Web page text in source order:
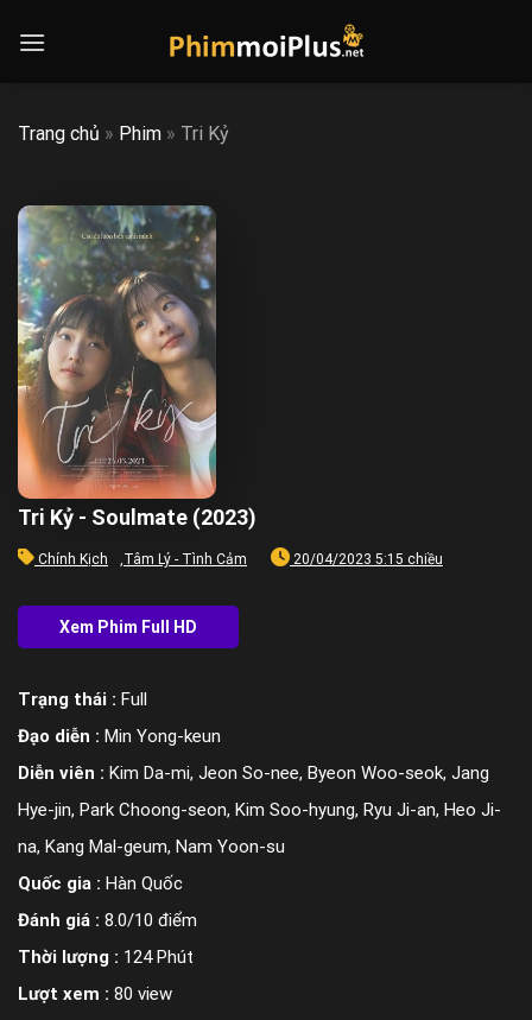
Trang chủ » Phim » Tri Kỷ
Tri Kỷ - Soulmate (2023)
Chính Kịch Tâm Lý - Tình Cảm 20/04/2023 5:15 chiều
Trạng thái : Full
Đạo diễn : Min Yong-keun
Diễn viên : Kim Da-mi, Jeon So-nee, Byeon Woo-seok, Jang
Hye-jin, Park Choong-seon, Kim Soo-hyung, Ryu Ji-an, Heo Ji-
na, Kang Mal-geum, Nam Yoon-su
Quốc gia : Hàn Quốc
Đánh giá : 8.0/10 điểm
Thời lượng : 124 Phút
Lượt xem : 80 view